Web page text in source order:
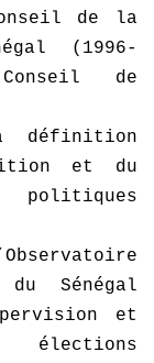
de la
(1996-
de
définition
et du
politiques
Sénégal
et